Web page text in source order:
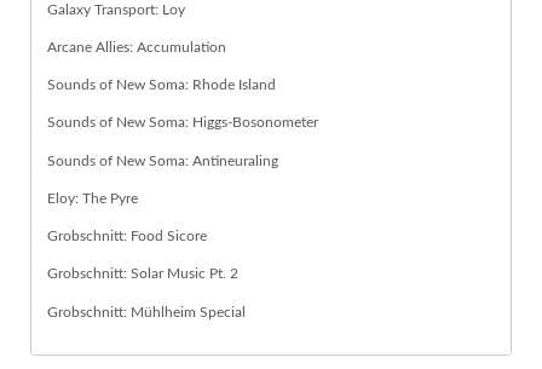
Galaxy Transport: Loy
Arcane Allies: Accumulation
Sounds of New Soma: Rhode Island
Sounds of New Soma: Higgs-Bosonometer
Sounds of New Soma: Antineuraling
Eloy: The Pyre
Grobschnitt: Food Sicore
Grobschnitt: Solar Music Pt. 2
Grobschnitt: Mühlheim Special